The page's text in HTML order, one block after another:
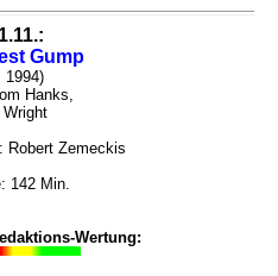
Gump
1994)
Hanks,
Wright
Robert Zemeckis
142 Min.
Wertung: